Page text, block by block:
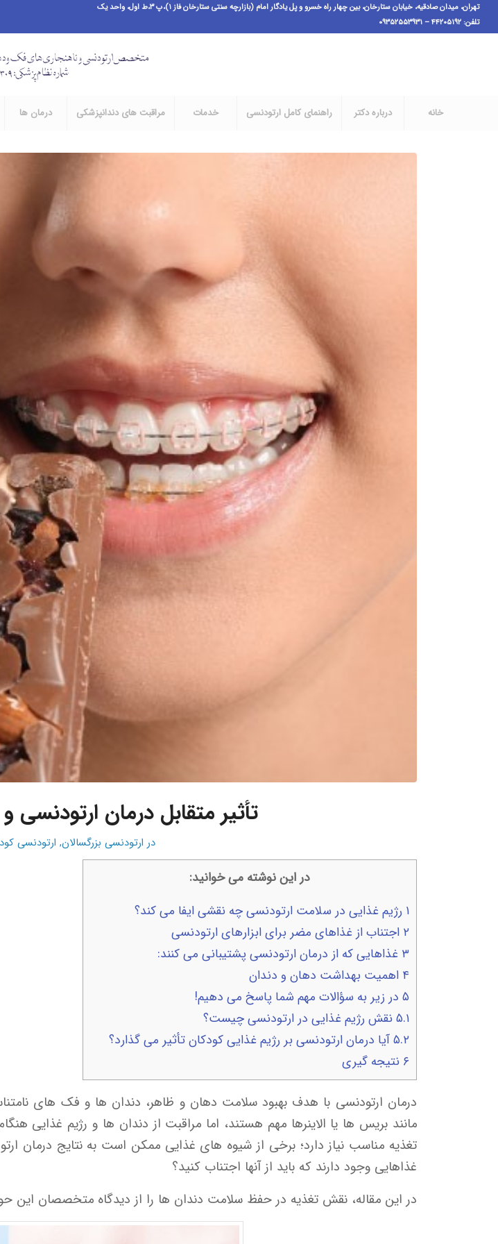
تهران، میدان صادقیه، خیابان ستارخان، بین چهار راه خسرو و پل یادگار امام (بازارچه سنتی ستارخان فاز ۱)،پ ٣،ط اول، واحد یک
تلفن: ۴۴۲۰۵۱۹۲ – ۰۹۳۵۲۵۵۳۹۳۱
خانه درباره دکتر راهنمای کامل ارتودنسی خدمات مراقبت های دندانپزشکی درمان ها
تأثیر متقابل درمان ارتودنسی
در ارتودنسی بزرگسالان, ارتودنسی
در این نوشته می خوانید:
۱ رژیم غذایی در سلامت ارتودنسی چه نقشی ایفا می کند؟
۲ اجتناب از غذاهای مضر برای ابزارهای ارتودنسی
۳ غذاهایی که از درمان ارتودنسی پشتیبانی می کنند:
۴ اهمیت بهداشت دهان و دندان
۵ در زیر به سؤالات مهم شما پاسخ می دهیم!
۵.۱نقش رژیم غذایی در ارتودنسی چیست؟
۵.۲آیا درمان ارتودنسی بر رژیم غذایی کودکان تأثیر می گذارد؟
۶ نتیجه گیری
درمان ارتودنسی با هدف بهبود سلامت دهان و ظاهر، دندان ها و فک های
مانند بریس ها یا الاینرها مهم هستند، اما مراقبت از دندان ها و رژیم غذایی
تغذیه مناسب نیاز دارد؛ برخی از شیوه های غذایی ممکن است به نتایج درمان
غذاهایی وجود دارند که باید از آنها اجتناب کنید؟
در این مقاله، نقش تغذیه در حفظ سلامت دندان ها را از دیدگاه متخصصان این